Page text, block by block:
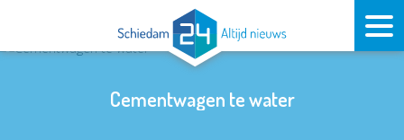
Cementwagen te water